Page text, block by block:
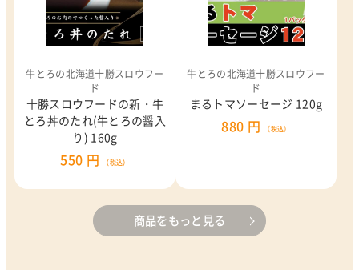
牛とろの北海道十勝スロウフー
ド
十勝スロウフードの新・牛
とろ丼のたれ(牛とろの醤入
り) 160g
550 円 （税込）
牛とろの北海道十勝スロウフー
ド
まるトマソーセージ 120g
880 円 （税込）
商品をもっと見る